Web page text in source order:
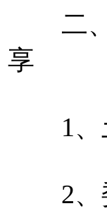
二、
享
1、土
2、委